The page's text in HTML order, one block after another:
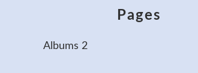
Pages
Albums 2